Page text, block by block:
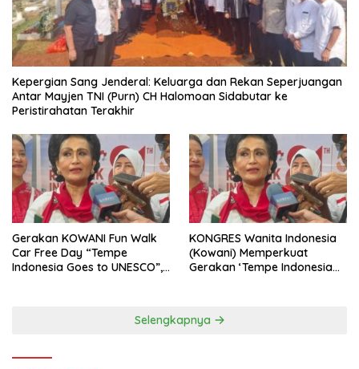
Kepergian Sang Jenderal: Keluarga dan Rekan Seperjuangan
Antar Mayjen TNI (Purn) CH Halomoan Sidabutar ke
Peristirahatan Terakhir
Gerakan KOWANI Fun Walk
Car Free Day “Tempe
Indonesia Goes to UNESCO”,
KONGRES Wanita Indonesia
(Kowani) Memperkuat
Gerakan ‘Tempe Indonesia
Selengkapnya